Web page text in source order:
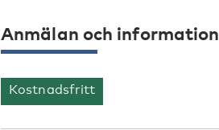
Anmälan och information
Kostnadsfritt